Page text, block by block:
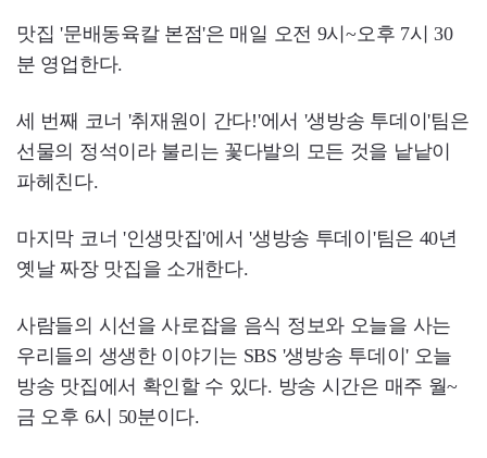
맛집 '문배동육칼 본점'은 매일 오전 9시~오후 7시 30
분 영업한다.
세 번째 코너 '취재원이 간다!'에서 '생방송 투데이'팀은
선물의 정석이라 불리는 꽃다발의 모든 것을 낱낱이
파헤친다.
마지막 코너 '인생맛집'에서 '생방송 투데이'팀은 40년
옛날 짜장 맛집을 소개한다.
사람들의 시선을 사로잡을 음식 정보와 오늘을 사는
우리들의 생생한 이야기는 SBS '생방송 투데이' 오늘
방송 맛집에서 확인할 수 있다. 방송 시간은 매주 월~
금 오후 6시 50분이다.